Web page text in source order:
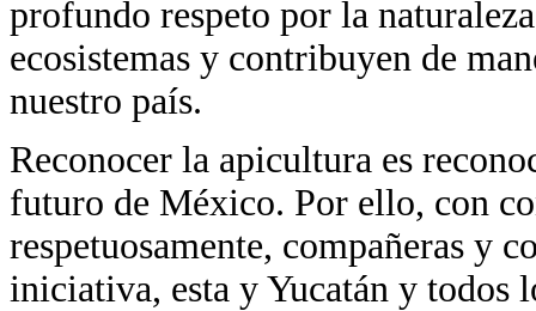
profundo respeto por la
ecosistemas y contribuyen de
nuestro país.
Reconocer la apicultura es
futuro de México. Por ello, con
respetuosamente, compañeras y
iniciativa, esta y Yucatán y todos